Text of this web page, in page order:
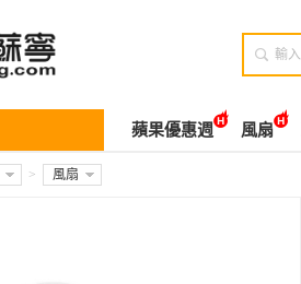

蘋果優惠週 風扇
> 風扇